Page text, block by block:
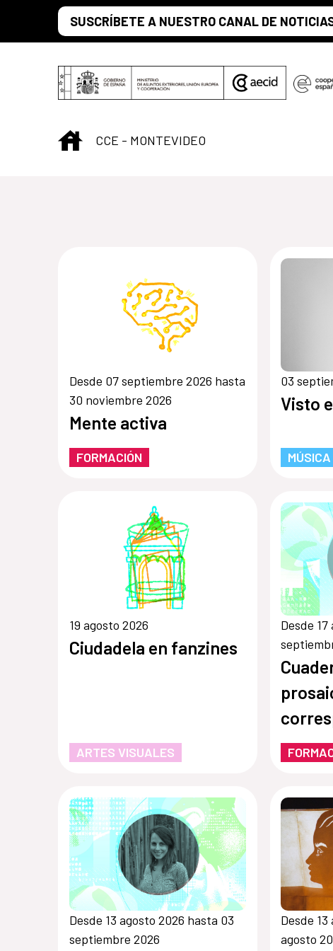
Saltar al contenido principal
SUSCRÍBETE A NUESTRO CANAL DE
INICIO
CCE - MONTEVIDEO
Desde 07 septiembre 2026 hasta
30 noviembre 2026
Mente activa
FORMACIÓN
03
Visto
19 agosto 2026
Ciudadela en fanzines
ARTES VISUALES
Desde
Desde 13 agosto 2026 hasta 03
septiembre 2026
Desde
agosto